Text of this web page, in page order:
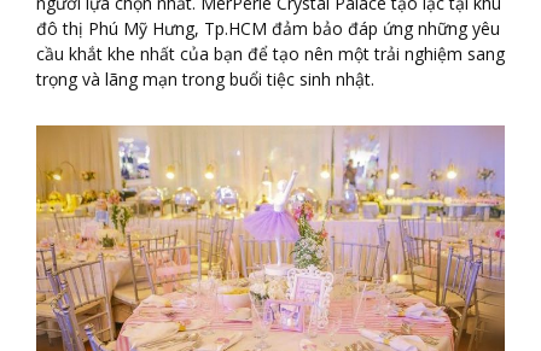
đô thị Phú Mỹ Hưng, Tp.HCM đảm bảo đáp ứng những yêu
cầu khắt khe nhất của bạn để tạo nên một trải nghiệm sang
trọng và lãng mạn trong buổi tiệc sinh nhật.